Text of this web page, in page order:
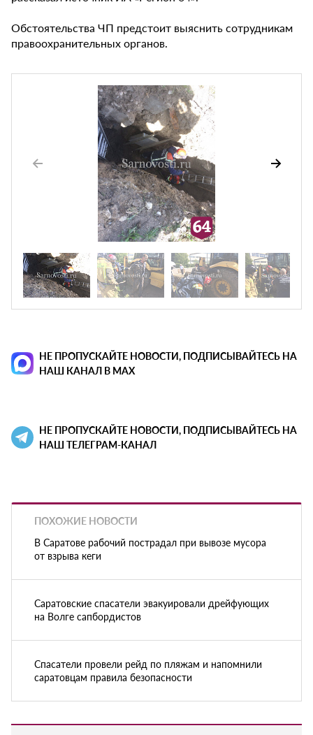
Обстоятельства ЧП предстоит выяснить сотрудникам
правоохранительных органов.
НЕ ПРОПУСКАЙТЕ НОВОСТИ, ПОДПИСЫВАЙТЕСЬ НА
НАШ КАНАЛ В MAX
НЕ ПРОПУСКАЙТЕ НОВОСТИ, ПОДПИСЫВАЙТЕСЬ НА
НАШ ТЕЛЕГРАМ-КАНАЛ
ПОХОЖИЕ НОВОСТИ
В Саратове рабочий пострадал при вывозе мусора
от взрыва кеги
Саратовские спасатели эвакуировали дрейфующих
на Волге сапбордистов
Спасатели провели рейд по пляжам и напомнили
саратовцам правила безопасности